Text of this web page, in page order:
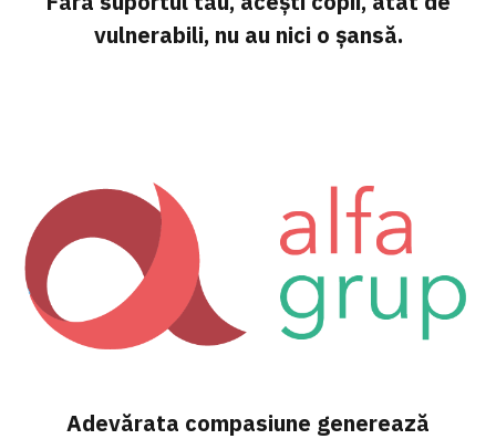
vulnerabili, nu au nici o șansă.
Adevărata compasiune generează